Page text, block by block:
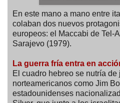
En este mano a mano entre
colaban dos nuevos
europeos: el Maccabi de Tel-
Sarajevo (1979).
La guerra fría entra en
El cuadro hebreo se nutría de
norteamericanos como Jim
estadounidenses